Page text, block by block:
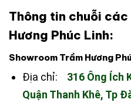
Thông tin chuỗi
Hương Phúc Linh:
Showroom Trầm Hương
Địa chỉ: 316 Ông Ích
Quận Thanh Khê, Tp